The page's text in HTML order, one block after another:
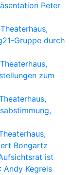
Peter
Gruppe durch
zum
Bongartz
ist
Andy Kegreis